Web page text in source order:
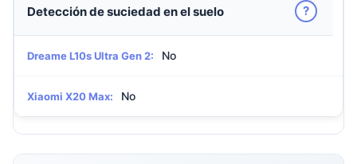
Detección de suciedad en el suelo ?
Dreame L10s Ultra Gen 2: No
Xiaomi X20 Max: No